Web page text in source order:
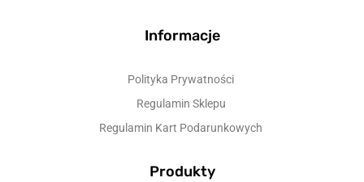
Informacje
Polityka Prywatności
Regulamin Sklepu
Regulamin Kart Podarunkowych
Produkty